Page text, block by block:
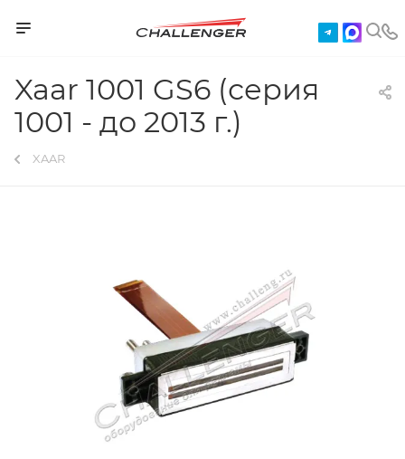
Xaar 1001 GS6 (серия
1001 - до 2013 г.)
XAAR